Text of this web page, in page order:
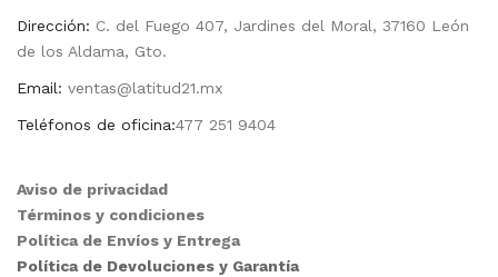
Dirección: C. del Fuego 407, Jardines del Moral, 37160 León
de los Aldama, Gto.
Email: ventas@latitud21.mx
Teléfonos de oficina:477 251 9404
Aviso de privacidad
Términos y condiciones
Política de Envíos y Entrega
Política de Devoluciones y Garantía